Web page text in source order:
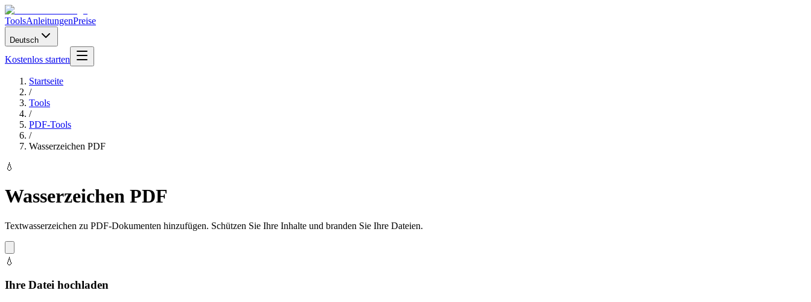
ToolsAnleitungenPreise
Deutsch
Kostenlos starten
Startseite
/
Tools
/
PDF-Tools
/
Wasserzeichen PDF
💧
Wasserzeichen PDF
Textwasserzeichen zu PDF-Dokumenten hinzufügen. Schützen Sie Ihre Inhalte und branden Sie Ihre Dateien.
💧
Ihre Datei hochladen